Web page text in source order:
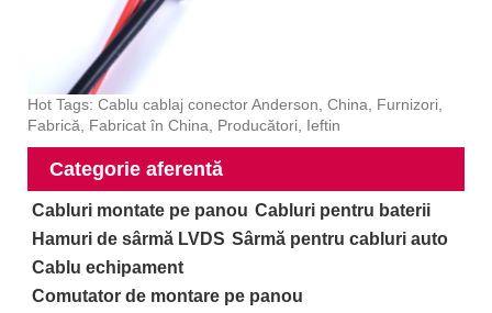
Hot Tags: Cablu cablaj conector Anderson, China, Furnizori,
Fabrică, Fabricat în China, Producători, Ieftin
Categorie aferentă
Cabluri montate pe panou Cabluri pentru baterii
Hamuri de sârmă LVDS Sârmă pentru cabluri auto
Cablu echipament
Comutator de montare pe panou